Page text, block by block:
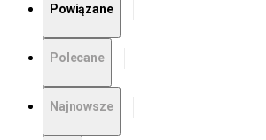
Powiązane
Polecane
Najnowsze